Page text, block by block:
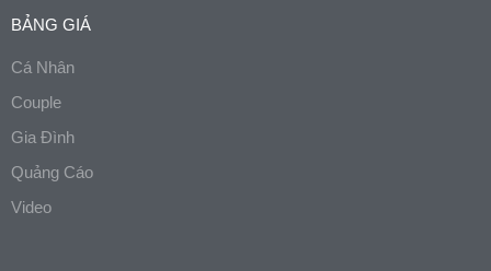
BẢNG GIÁ
Cá Nhân
Couple
Gia Đình
Quảng Cáo
Video